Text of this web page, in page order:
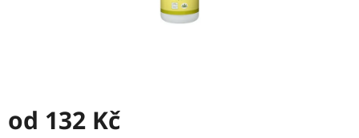
od 132 Kč